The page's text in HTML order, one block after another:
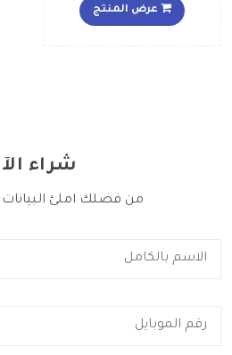
عرض المنتج
شراء
من فضلك املئ